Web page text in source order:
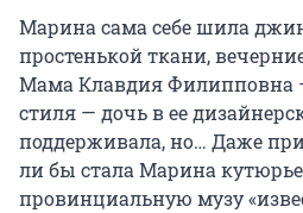
Марина сама себе шила
простенькой ткани,
Мама Клавдия Филипповна
стиля — дочь в ее
поддерживала, но… Даже
ли бы стала Марина
провинциальную музу